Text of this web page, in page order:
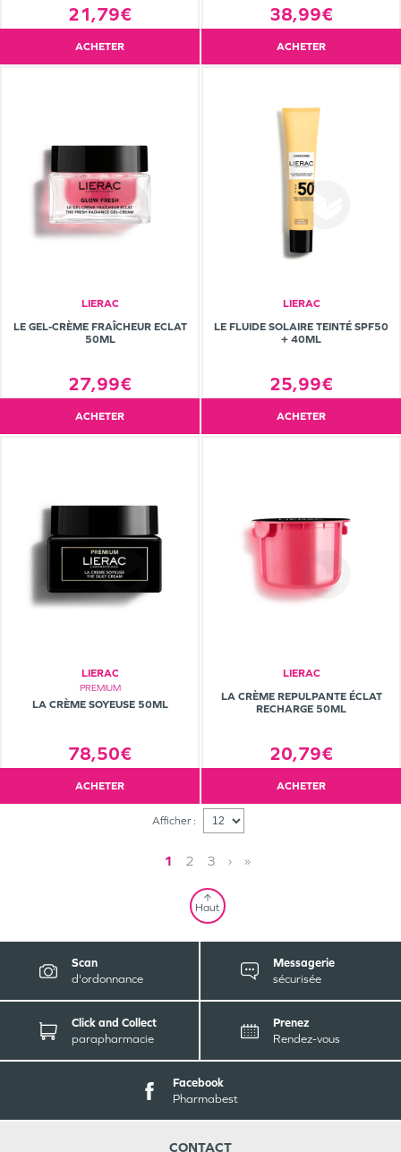
21,79€
ACHETER
38,99€
ACHETER
LIERAC
LE GEL-CRÈME FRAÎCHEUR ECLAT
50ML
27,99€
ACHETER
LIERAC
LE FLUIDE SOLAIRE TEINTÉ SPF50
+ 40ML
25,99€
ACHETER
LIERAC
PREMIUM
LA CRÈME SOYEUSE 50ML
78,50€
ACHETER
LIERAC
LA CRÈME REPULPANTE ÉCLAT
RECHARGE 50ML
20,79€
ACHETER
Afficher :
1 2 3 › »
Haut
Scan
d'ordonnance
Messagerie
sécurisée
Click and Collect
parapharmacie
Prenez
Rendez-vous
Facebook
Pharmabest
CONTACT